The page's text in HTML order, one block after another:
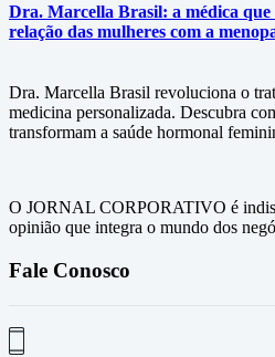
Dra. Marcella Brasil: a médica que
relação das mulheres com a
Dra. Marcella Brasil revoluciona o
medicina personalizada. Descubra
transformam a saúde hormonal
O JORNAL CORPORATIVO é
opinião que integra o mundo dos
Fale Conosco